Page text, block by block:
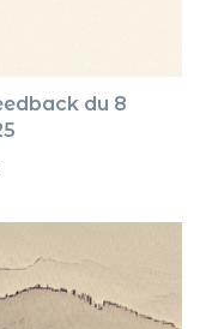
du 8